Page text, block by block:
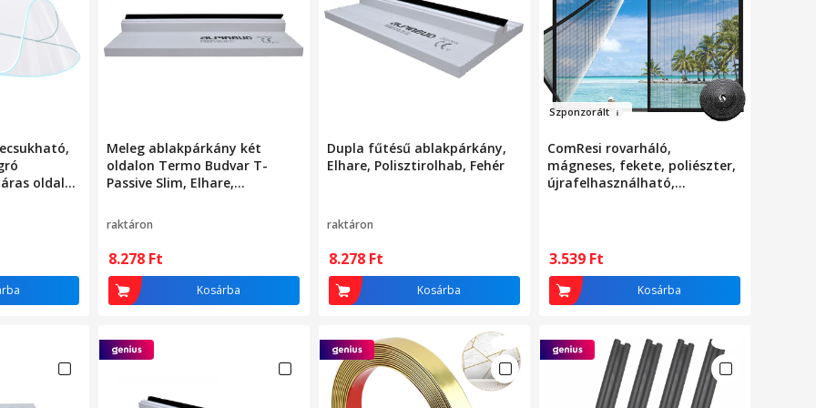
oldala,
Meleg ablakpárkány két
oldalon Termo Budvar T-
Passive Slim, Elhare,
raktáron
8.278 Ft
Kosárba
Dupla fűtésű ablakpárkány,
Elhare, Polisztirolhab, Fehér
raktáron
8.278 Ft
Kosárba
Szponzorált
ComResi rovarháló,
mágneses, fekete, poliészter,
újrafelhasználható,
3.539 Ft
Kosárba